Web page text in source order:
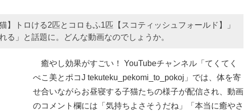
】トロける2匹とコロもふ1匹【スコティッシュフォールド】」
る」と話題に。どんな動画なのでしょうか。
癒やし効果がすごい！ YouTubeチャンネル「てくてく
ぺこ美とポコJ tekuteku_pekomi_to_pokoj」では、体を寄
せ合いながらお昼寝する子猫たちの様子が配信され、動画
のコメント欄には「気持ちよさそうだね」「本当に癒やさ